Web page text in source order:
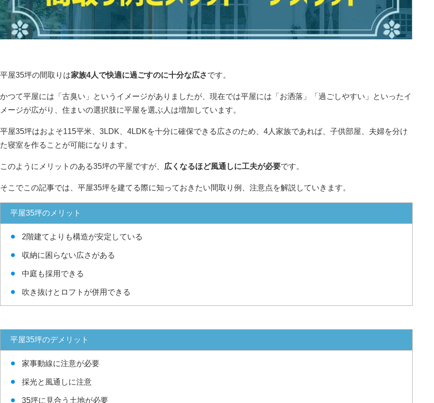
平屋35坪の間取りは家族4人で快適に過ごすのに十分な広さです。
かつて平屋には「古臭い」というイメージがありましたが、現在では平屋には「お洒落」「過ごしやすい」といったイ
メージが広がり、住まいの選択肢に平屋を選ぶ人は増加しています。
平屋35坪はおよそ115平米、3LDK、4LDKを十分に確保できる広さのため、4人家族であれば、子供部屋、夫婦を分け
た寝室を作ることが可能になります。
このようにメリットのある35坪の平屋ですが、 広くなるほど風通しに工夫が必要です。
そこでこの記事では、平屋35坪を建てる際に知っておきたい間取り例、注意点を解説していきます。
平屋35坪のメリット
2階建てよりも構造が安定している
収納に困らない広さがある
中庭も採用できる
吹き抜けとロフトが併用できる
平屋35坪のデメリット
家事動線に注意が必要
採光と風通しに注意
35坪に見合う土地が必要